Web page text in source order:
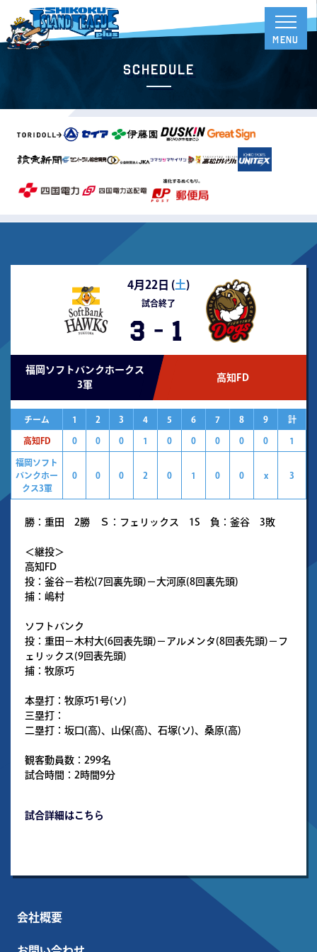
Schedule
4月22日 (土)
試合終了
3 - 1
福岡ソフトバンクホークス
3軍
高知FD
チーム 1 2 3 4 5 6 7 8 9 計
高知FD 0 0 0 1 0 0 0 0 0 1
福岡ソフト
バンクホー
クス3軍
0 0 0 2 0 1 0 0 x 3
勝：重田 2勝 Ｓ：フェリックス 1S 負：釜谷 3敗
＜継投＞
高知FD
投：釜谷－若松(7回裏先頭)－大河原(8回裏先頭)
捕：嶋村
ソフトバンク
投：重田－木村大(6回表先頭)－アルメンタ(8回表先頭)－フ
ェリックス(9回表先頭)
捕：牧原巧
本塁打：牧原巧1号(ソ)
三塁打：
二塁打：坂口(高)、山保(高)、石塚(ソ)、桑原(高)
観客動員数：299名
試合時間：2時間9分
試合詳細はこちら
会社概要